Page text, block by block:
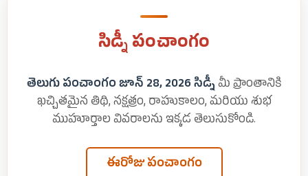
సిడ్నీ పంచాంగం
తెలుగు పంచాంగం జూన్ 28, 2026 సిడ్నీ మీ ప్రాంతానికి
ఖచ్చితమైన తిథి, నక్షత్రం, రాహుకాలం, మరియు శుభ
ముహూర్తాల వివరాలను ఇక్కడ తెలుసుకోండి.
ఈరోజు పంచాంగం